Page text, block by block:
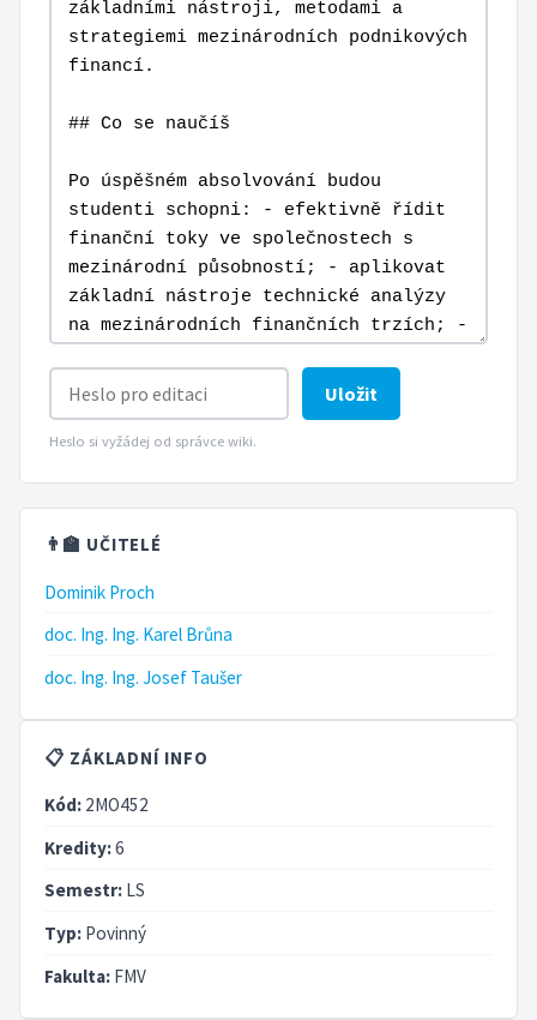
Uložit
Heslo si vyžádej od správce wiki.
👨‍🏫 UČITELÉ
Dominik Proch
doc. Ing. Ing. Karel Brůna
doc. Ing. Ing. Josef Taušer
📋 ZÁKLADNÍ INFO
Kód: 2MO452
Kredity:6
Semestr: LS
Typ: Povinný
Fakulta: FMV